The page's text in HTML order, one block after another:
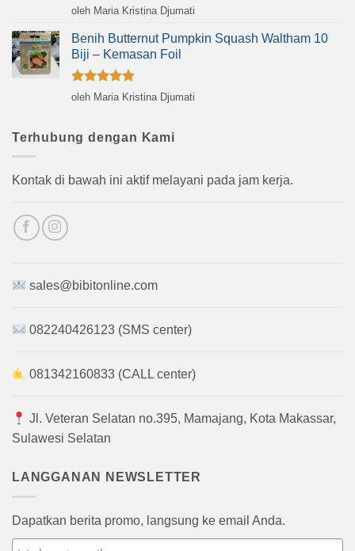
Dinilai5
oleh Maria Kristina Djumati
Benih Butternut Pumpkin Squash Waltham 10
Biji – Kemasan Foil
Dinilai5
oleh Maria Kristina Djumati
Terhubung dengan Kami
Kontak di bawah ini aktif melayani pada jam kerja.
sales@bibitonline.com
082240426123 (SMS center)
081342160833 (CALL center)
Jl. Veteran Selatan no.395, Mamajang, Kota Makassar,
Sulawesi Selatan
LANGGANAN NEWSLETTER
Dapatkan berita promo, langsung ke email Anda.